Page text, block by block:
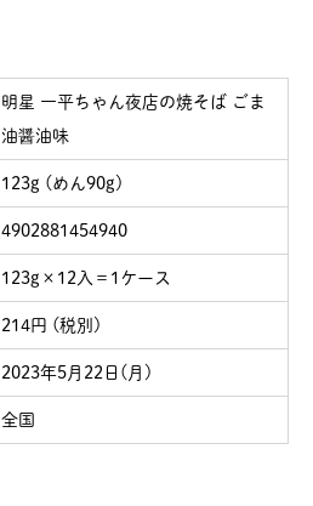
明星 一平ちゃん夜店の焼そば ごま
油醤油味
123g (めん90g)
4902881454940
123g×12入＝1ケース
214円 (税別)
2023年5月22日(月)
全国